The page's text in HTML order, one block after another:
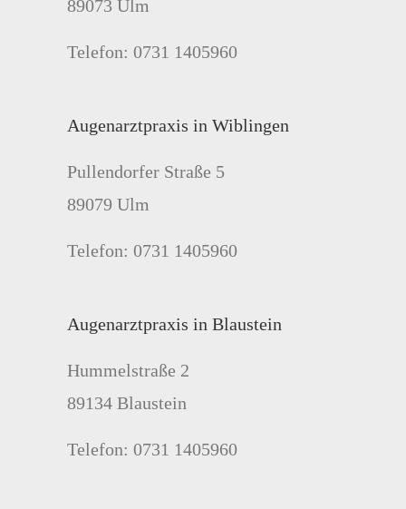
89073 Ulm
Telefon: 0731 1405960
Augenarztpraxis in Wiblingen
Pullendorfer Straße 5
89079 Ulm
Telefon: 0731 1405960
Augenarztpraxis in Blaustein
Hummelstraße 2
89134 Blaustein
Telefon: 0731 1405960